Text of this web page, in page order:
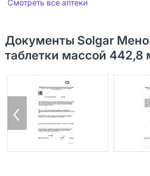
Смотреть все аптеки
Документы Solgar
таблетки массой 442,8